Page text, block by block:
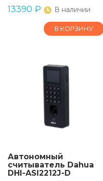
13390 ₽ В наличии
В КОРЗИНУ
Автономный
считыватель Dahua
DHI-ASI2212J-D